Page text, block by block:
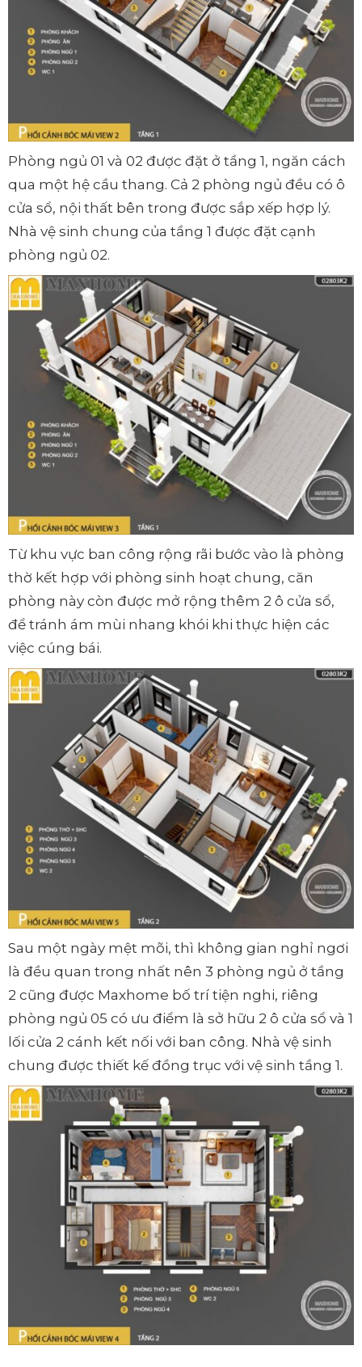
Phòng ngủ 01 và 02 được đặt ở tầng 1, ngăn cách
qua một hệ cầu thang. Cả 2 phòng ngủ đều có ô
cửa sổ, nội thất bên trong được sắp xếp hợp lý.
Nhà vệ sinh chung của tầng 1 được đặt cạnh
phòng ngủ 02.
Từ khu vực ban công rộng rãi bước vào là phòng
thờ kết hợp với phòng sinh hoạt chung, căn
phòng này còn được mở rộng thêm 2 ô cửa sổ,
để tránh ám mùi nhang khói khi thực hiện các
việc cúng bái.
Sau một ngày mệt mõi, thì không gian nghỉ ngơi
là đều quan trong nhất nên 3 phòng ngủ ở tầng
2 cũng được Maxhome bố trí tiện nghi, riêng
phòng ngủ 05 có ưu điểm là sở hữu 2 ô cửa sổ và 1
lối cửa 2 cánh kết nối với ban công. Nhà vệ sinh
chung được thiết kế đồng trục với vệ sinh tầng 1.